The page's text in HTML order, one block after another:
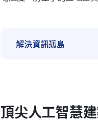
解決資訊孤島
頂尖人工智慧